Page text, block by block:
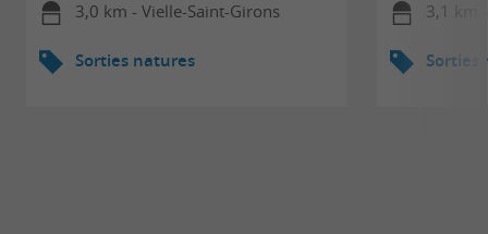
3,0 km - Vielle-Saint-Girons
Sorties natures
3,1 km
Sorties